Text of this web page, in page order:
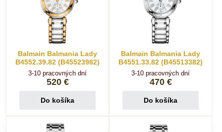
Balmain Balmania Lady
B4552.39.82 (B45523982)
3-10 pracovných dní
520 €
Do košíka
Balmain Balmania Lady
B4551.33.82 (B45513382)
3-10 pracovných dní
470 €
Do košíka